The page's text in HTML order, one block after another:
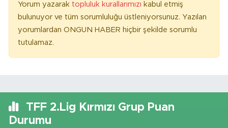
Yorum yazarak topluluk kurallarımızı kabul etmiş
bulunuyor ve tüm sorumluluğu üstleniyorsunuz. Yazılan
yorumlardan ONGUN HABER hiçbir şekilde sorumlu
tutulamaz.
TFF 2.Lig Kırmızı Grup Puan
Durumu